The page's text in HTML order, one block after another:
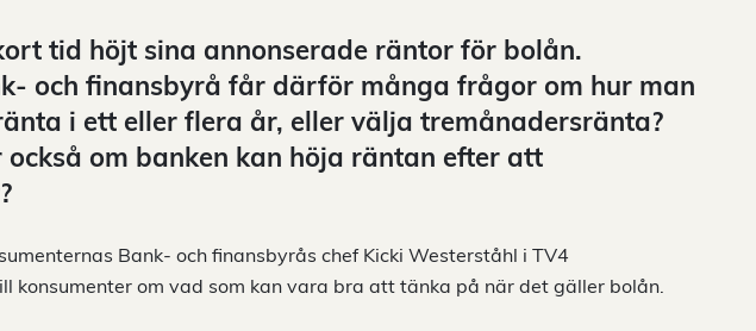
tid höjt sina annonserade räntor för bolån.
och finansbyrå får därför många frågor om hur man
i ett eller flera år, eller välja tremånadersränta?
om banken kan höja räntan efter att
Bank- och finansbyrås chef Kicki Westerståhl i TV4
konsumenter om vad som kan vara bra att tänka på när det gäller bolån.